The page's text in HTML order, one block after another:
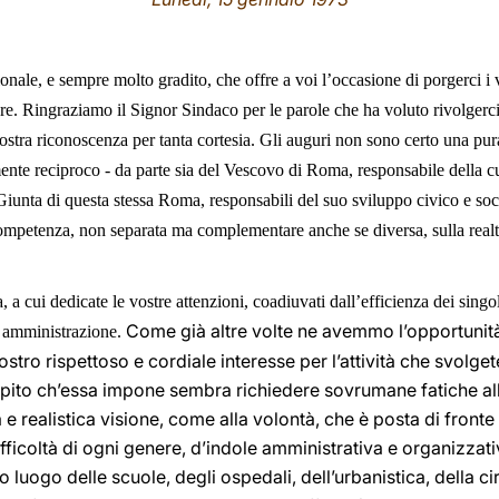
e sempre molto gradito, che offre a voi l’occasione di porgerci
Ringraziamo il Signor Sindaco per le parole che ha voluto
riconoscenza per tanta cortesia. Gli auguri non sono certo una
reciproco - da parte sia del Vescovo di Roma, responsabile della
di questa stessa Roma, responsabili del suo sviluppo civico e
non separata ma complementare anche se diversa, sulla
a cui dedicate le vostre attenzioni, coadiuvati dall’efficienza dei
Come già altre volte ne avemmo
rispettoso e cordiale interesse per l’attività che
ch’essa impone sembra richiedere sovrumane fatiche
realistica visione, come alla volontà, che è posta di
di ogni genere, d’indole amministrativa e
luogo delle scuole, degli ospedali, dell’urbanistica, della